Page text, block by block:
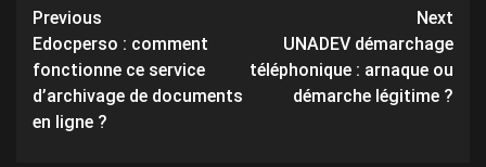
Post
navigation
Previous
Edocperso : comment
fonctionne ce service
d’archivage de documents
en ligne ?
Next
UNADEV démarchage
téléphonique : arnaque ou
démarche légitime ?